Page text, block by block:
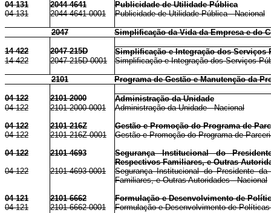
04 131
2044 4641
Publicidade de Utilidade Pública
04 131
2044 4641 0001 Publicidade de Utilidade Pública - Nacional
2047 Simplificação da Vida da Empresa e do
14 422 2047 215D
Simplificação e Integração dos Serviços
14 422
2047 215D 0001 Simplificação e Integração dos Serviços
2101 Programa de Gestão e Manutenção da
04 122 2101 2000
Administração da Unidade
04 122
2101 2000 0001
Administração da Unidade - Nacional
04 122
2101 216Z
Gestão e Promoção do Programa de
04 122
2101 216Z 0001
Gestão e Promoção do Programa de
04 122
2101 4693
Segurança Institucional do
Respectivos Familiares, e Outras
04 122
2101 4693 0001
Segurança Institucional do Presidente
Familiares, e Outras Autoridades - Nacional
04 121
2101 6662
Formulação e Desenvolvimento de
04 121
2101 6662 0001 Formulação e Desenvolvimento de